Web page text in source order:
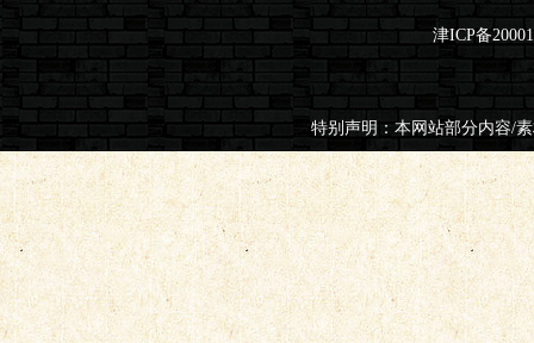
津ICP备
特别声明：本网站部分内容/